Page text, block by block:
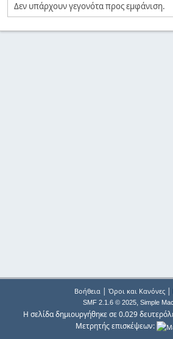
Δεν υπάρχουν γεγονότα προς εμφάνιση.
Βοήθεια| Όροι και Κανόνες|
SMF 2.1.6 © 2025, Simple
Η σελίδα δημιουργήθηκε σε 0.029
Μετρητής επισκέψεων: